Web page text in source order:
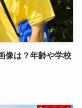
像は？年齢や学校